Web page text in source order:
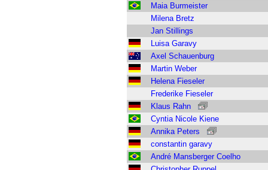
Maia Burmeister
Milena Bretz
Jan Stillings
Luisa Garavy
Axel Schauenburg
Martin Weber
Helena Fieseler
Frederike Fieseler
Klaus Rahn
Cyntia Nicole Kiene
Annika Peters
constantin garavy
André Mansberger Coelho